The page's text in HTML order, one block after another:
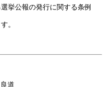
挙公報の発行に関する条例
。
道